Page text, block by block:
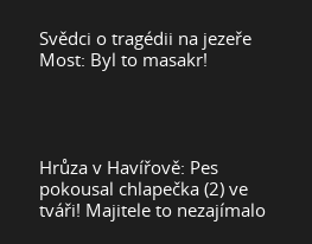
Svědci o tragédii na jezeře
Most: Byl to masakr!
Hrůza v Havířově: Pes
pokousal chlapečka (2) ve
tváři! Majitele to nezajímalo